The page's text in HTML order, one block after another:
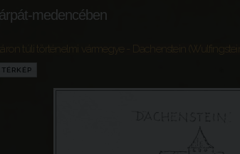
medencében
túli történelmi vármegye - Dachenstein (Wulfingstein)
TÉRKÉP